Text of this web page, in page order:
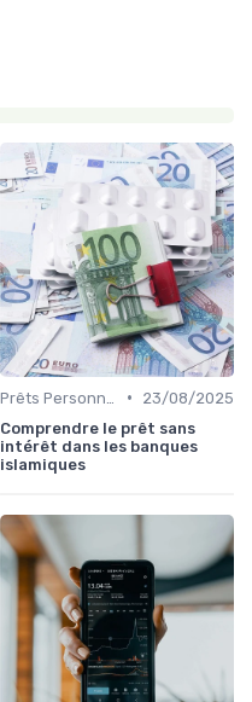
•
23/08/2025
Comprendre le prêt sans
intérêt dans les banques
islamiques